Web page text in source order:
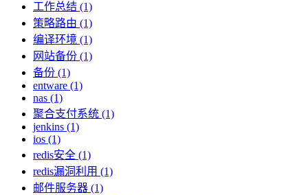
工作总结 (1)
策略路由 (1)
编译环境 (1)
网站备份 (1)
备份 (1)
entware (1)
nas (1)
聚合支付系统 (1)
jenkins (1)
ios (1)
redis安全 (1)
redis漏洞利用 (1)
邮件服务器 (1)